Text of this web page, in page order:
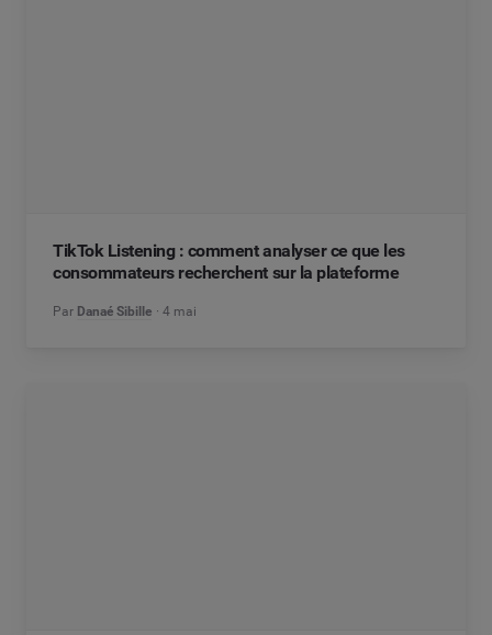
TikTok Listening : comment analyser ce que les
consommateurs recherchent sur la plateforme
Par Danaé Sibille 4 mai